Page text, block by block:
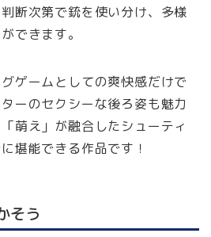
断次第で銃を使い分け、多様
できます。
ゲームとしての爽快感だけで
ーのセクシーな後ろ姿も魅力
萌え」が融合したシューティ
堪能できる作品です！
そう